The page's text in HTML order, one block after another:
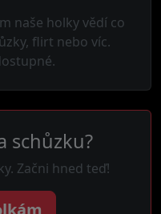
naše holky vědí co
flirt nebo víc.
schůzku?
Začni hned teď!